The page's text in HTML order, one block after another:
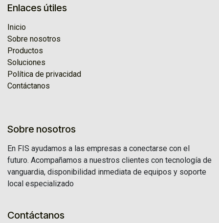
Enlaces útiles
Inicio
Sobre nosotros
Productos
Soluciones
Política de privacidad
Contáctanos
Sobre nosotros
En FIS ayudamos a las empresas a conectarse con el
futuro. Acompañamos a nuestros clientes con tecnología de
vanguardia, disponibilidad inmediata de equipos y soporte
local especializado
Contáctanos